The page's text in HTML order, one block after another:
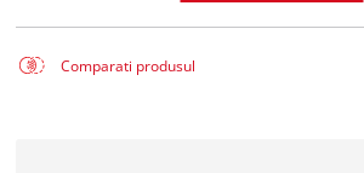
Comparati produsul